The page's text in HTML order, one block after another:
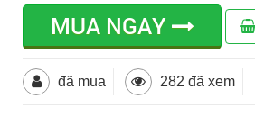
MUA NGAY
đã mua 282 đã xem